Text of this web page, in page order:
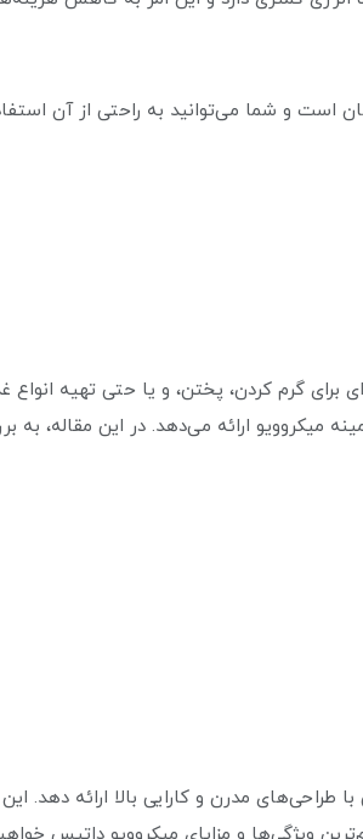
گرم کردن، پختن، و یا حتی تهیه انواع
میکروویو ارائه می‌دهد. در این مقاله، به
طراحی‌های مدرن و کارایی بالا ارائه دهد.